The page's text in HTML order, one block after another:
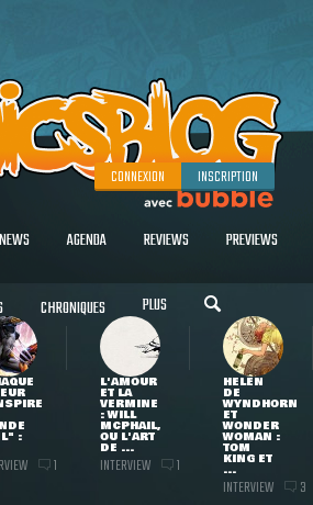
CONNEXION INSCRIPTION
NEWS AGENDA REVIEWS PREVIEWS
CHRONIQUES PLUS
:
1
L'AMOUR
ET LA
VERMINE
: WILL
MCPHAIL,
OU L'ART
DE ...
INTERVIEW 1
HELEN
DE
WYNDHORN
ET
WONDER
WOMAN :
TOM
KING ET
...
INTERVIEW 3